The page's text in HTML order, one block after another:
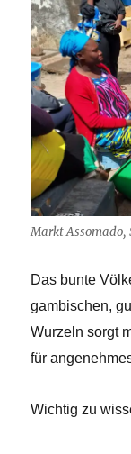
Markt Assomado,
Das bunte
gambischen,
Wurzeln sorgt
für
Wichtig zu